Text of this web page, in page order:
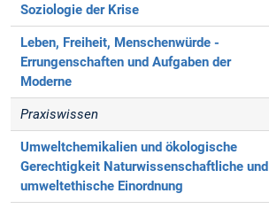
Soziologie der Krise
Leben, Freiheit, Menschenwürde -
Errungenschaften und Aufgaben der
Moderne
Praxiswissen
Umweltchemikalien und ökologische
Gerechtigkeit Naturwissenschaftliche und
umweltethische Einordnung